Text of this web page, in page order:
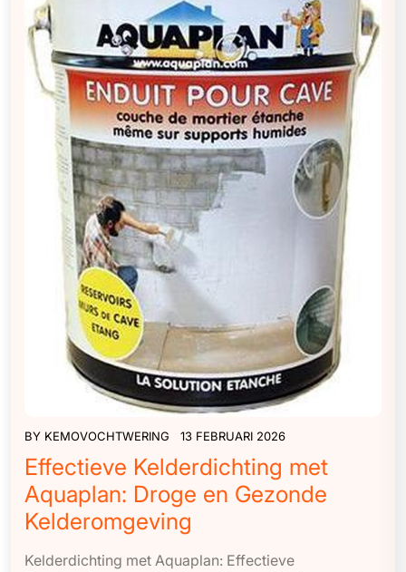
BY KEMOVOCHTWERING 13 FEBRUARI 2026
Effectieve Kelderdichting met
Aquaplan: Droge en Gezonde
Kelderomgeving
Kelderdichting met Aquaplan: Effectieve